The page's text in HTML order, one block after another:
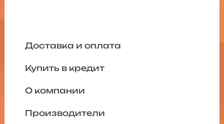
Доставка и оплата
Купить в кредит
О компании
Производители